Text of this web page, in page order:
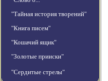
"Тайная история творений"
"Книга писем"
"Кошачий ящик"
"Золотые прииски"
"Сердитые стрелы"